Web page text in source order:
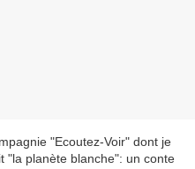
"Ecoutez-Voir" dont je
"la planète blanche": un conte